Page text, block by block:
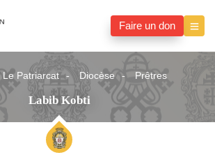
Faire un don
Le Patriarcat Diocèse Prêtres
Labib Kobti